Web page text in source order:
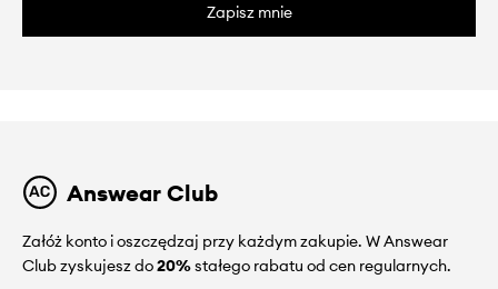
Zapisz mnie
Answear Club
Załóż konto i oszczędzaj przy każdym zakupie. W Answear
Club zyskujesz do20%stałego rabatu od cen regularnych.